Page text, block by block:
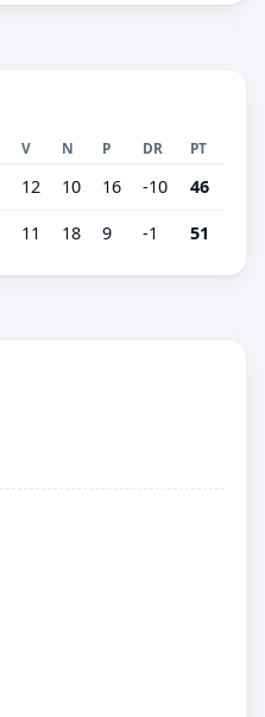
V N P DR PT
12 10 16 -10 46
11 18 9 -1 51